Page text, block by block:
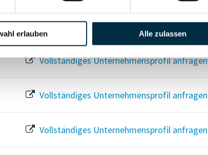
erlauben Alle zulassen
Vollständiges Unternehmensprofil anfragen
Vollständiges Unternehmensprofil anfragen
Vollständiges Unternehmensprofil anfragen